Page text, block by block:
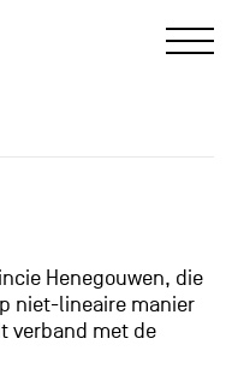
Henegouwen, die
niet-lineaire manier
verband met de